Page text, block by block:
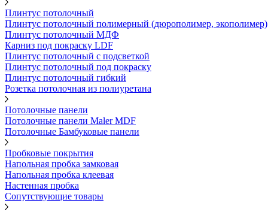
Плинтус потолочный
Плинтус потолочный полимерный (дюрополимер, экополимер)
Плинтус потолочный МДФ
Карниз под покраску LDF
Плинтус потолочный с подсветкой
Плинтус потолочный под покраску
Плинтус потолочный гибкий
Розетка потолочная из полиуретана
Потолочные панели
Потолочные панели Maler MDF
Потолочные Бамбуковые панели
Пробковые покрытия
Напольная пробка замковая
Напольная пробка клеевая
Настенная пробка
Сопутствующие товары